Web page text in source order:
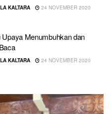
KALTARA
24 NOVEMBER 2020
Menumbuhkan dan
KALTARA
24 NOVEMBER 2020